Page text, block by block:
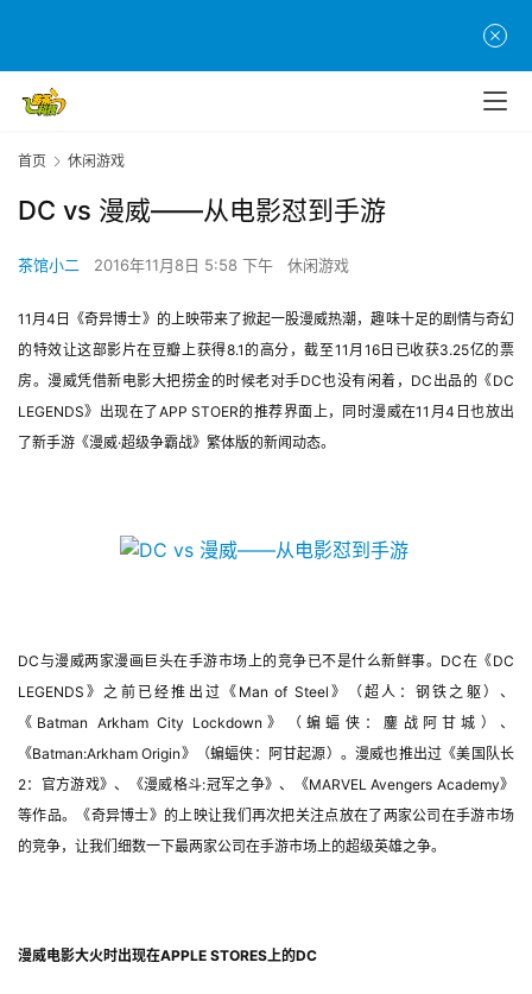
首页 休闲游戏
DC vs 漫威——从电影怼到手游
茶馆小二 2016年11月8日 5:58 下午 休闲游戏
11月4日《奇异博士》的上映带来了掀起一股漫威热潮，趣味十足的剧情与奇幻
的特效让这部影片在豆瓣上获得8.1的高分，截至11月16日已收获3.25亿的票
房。漫威凭借新电影大把捞金的时候老对手DC也没有闲着，DC出品的《DC
LEGENDS》出现在了APP STOER的推荐界面上，同时漫威在11月4日也放出
了新手游《漫威·超级争霸战》繁体版的新闻动态。
DC与漫威两家漫画巨头在手游市场上的竞争已不是什么新鲜事。DC在《DC
LEGENDS》之前已经推出过《Man of Steel》（超人：钢铁之躯）、
《Batman Arkham City Lockdown》（蝙蝠侠：鏖战阿甘城）、
《Batman:Arkham Origin》（蝙蝠侠：阿甘起源）。漫威也推出过《美国队长
2：官方游戏》、《漫威格斗:冠军之争》、《MARVEL Avengers Academy》
等作品。《奇异博士》的上映让我们再次把关注点放在了两家公司在手游市场
的竞争，让我们细数一下最两家公司在手游市场上的超级英雄之争。
漫威电影大火时出现在APPLE STORES上的DC